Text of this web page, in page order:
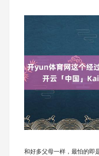
和好多父母一样，最怕的即